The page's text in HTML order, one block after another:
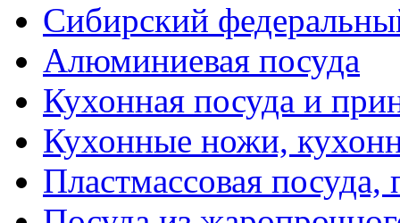
Сибирский
Алюминиевая посуда
Кухонная посуда и
Кухонные ножи,
Пластмассовая